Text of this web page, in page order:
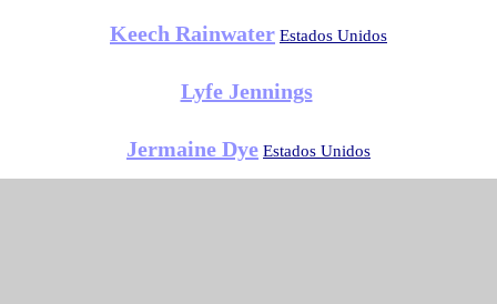
Keech Rainwater Estados Unidos
Lyfe Jennings
Jermaine Dye Estados Unidos